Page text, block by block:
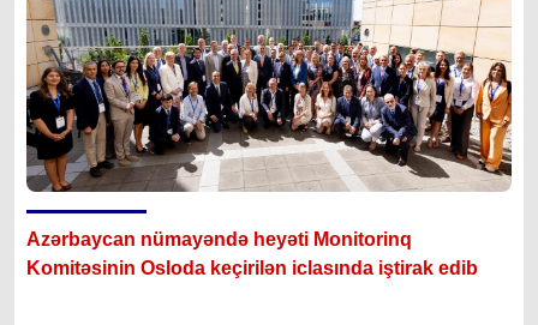
Azərbaycan nümayəndə heyəti Monitorinq
Komitəsinin Osloda keçirilən iclasında iştirak edib